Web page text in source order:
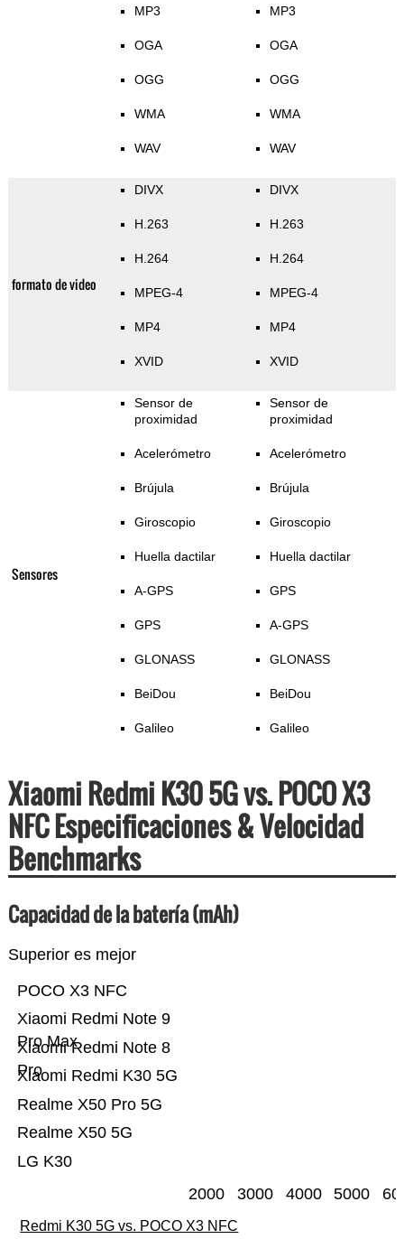
MP3
OGA
OGG
WMA
WAV
MP3
OGA
OGG
WMA
WAV
formato de video
DIVX
H.263
H.264
MPEG-4
MP4
XVID
DIVX
H.263
H.264
MPEG-4
MP4
XVID
Sensores
Sensor de
proximidad
Acelerómetro
Brújula
Giroscopio
Huella dactilar
A-GPS
GPS
GLONASS
BeiDou
Galileo
Sensor de
proximidad
Acelerómetro
Brújula
Giroscopio
Huella dactilar
GPS
A-GPS
GLONASS
BeiDou
Galileo
Xiaomi Redmi K30 5G vs. POCO X3
NFC Especificaciones & Velocidad
Benchmarks
Capacidad de la batería (mAh)
Superior es mejor
LG K30
Realme X50 5G
Realme X50 Pro 5G
Xiaomi Redmi K30 5G
Xiaomi Redmi Note 8
Pro
Xiaomi Redmi Note 9
Pro Max
POCO X3 NFC
2000 3000 4000 5000
Redmi K30 5G vs. POCO X3 NFC